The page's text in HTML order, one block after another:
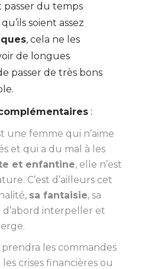
passer du temps
soient assez
, cela ne les
de longues
passer de très bons
:
une femme qui n’aime
et qui a du mal à les
et enfantine, elle n’est
C’est d’ailleurs cet
sa fantaisie, sa
interpeller et
les commandes
crises financières ou